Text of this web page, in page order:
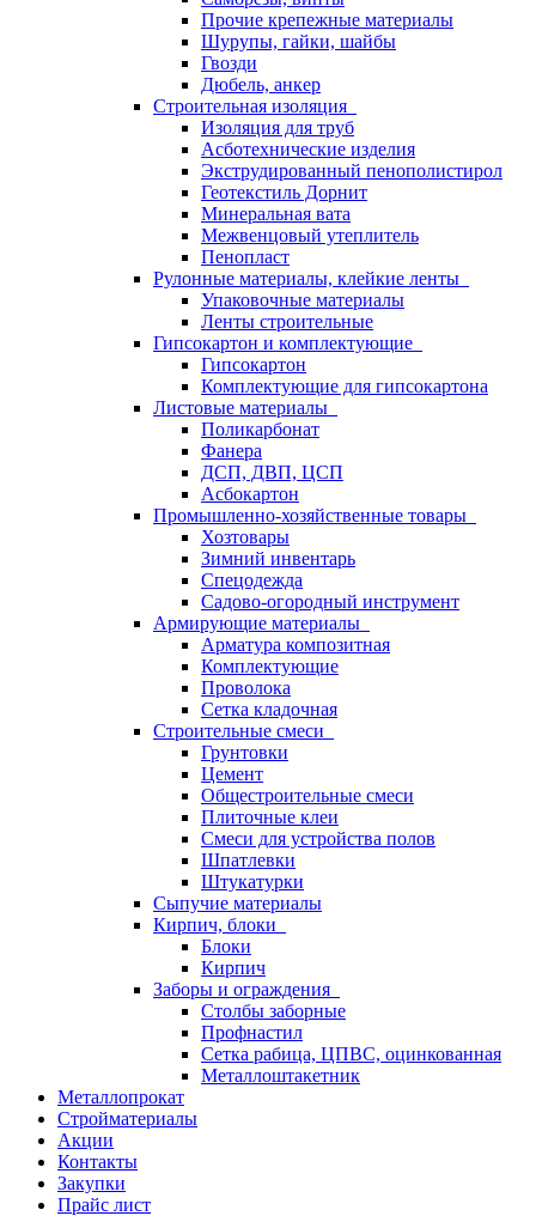
Прочие крепежные материалы
Шурупы, гайки, шайбы
Гвозди
Дюбель, анкер
Строительная изоляция
Изоляция для труб
Асботехнические изделия
Экструдированный пенополистирол
Геотекстиль Дорнит
Минеральная вата
Межвенцовый утеплитель
Пенопласт
Рулонные материалы, клейкие ленты
Упаковочные материалы
Ленты строительные
Гипсокартон и комплектующие
Гипсокартон
Комплектующие для гипсокартона
Листовые материалы
Поликарбонат
Фанера
ДСП, ДВП, ЦСП
Асбокартон
Промышленно-хозяйственные товары
Хозтовары
Зимний инвентарь
Спецодежда
Садово-огородный инструмент
Армирующие материалы
Арматура композитная
Комплектующие
Проволока
Сетка кладочная
Строительные смеси
Грунтовки
Цемент
Общестроительные смеси
Плиточные клеи
Смеси для устройства полов
Шпатлевки
Штукатурки
Сыпучие материалы
Кирпич, блоки
Блоки
Кирпич
Заборы и ограждения
Столбы заборные
Профнастил
Сетка рабица, ЦПВС, оцинкованная
Металлоштакетник
Металлопрокат
Стройматериалы
Акции
Контакты
Закупки
Прайс лист